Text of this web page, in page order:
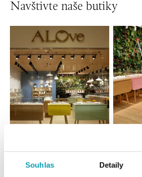
Souhlas Detaily
Navštivte naše butiky